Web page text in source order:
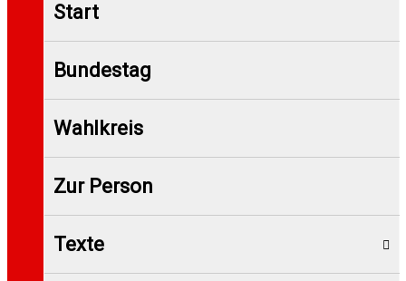
Start
Bundestag
Wahlkreis
Zur Person
Texte